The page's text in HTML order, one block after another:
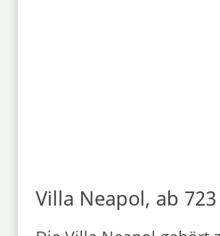
Villa Neapol, ab